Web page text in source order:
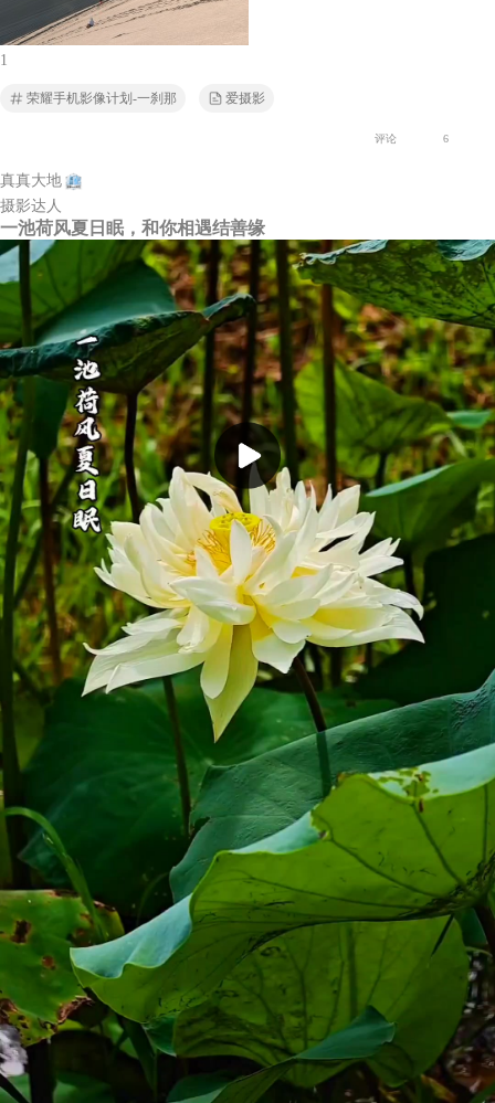
1
荣耀手机影像计划-一刹那 爱摄影
评论 6
真真大地
摄影达人
一池荷风夏日眠，和你相遇结善缘